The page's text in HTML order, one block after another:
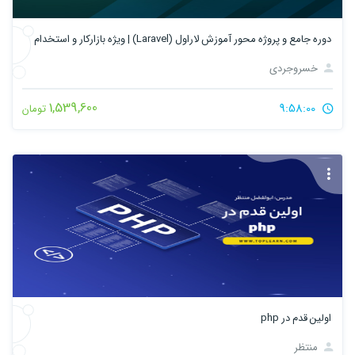
دوره جامع و پروژه محور آموزش لاراول (Laravel) | ویژه بازارکار و استخدام
خسروجردی
1,539,600تومان
اولین قدم در php
منتظر